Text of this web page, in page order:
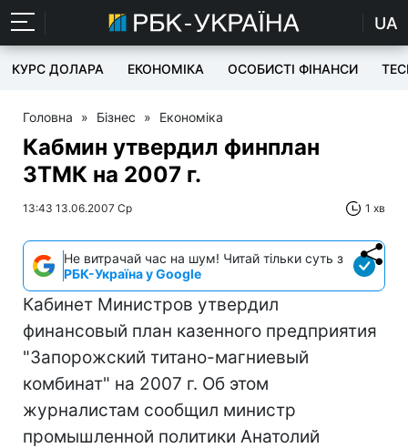
UA
КУРС ДОЛАРА ЕКОНОМІКА ОСОБИСТІ ФІНАНСИ
Головна » Бізнес » Економіка
Кабмин утвердил финплан
ЗТМК на 2007 г.
13:43 13.06.2007 Ср 1 хв
Не витрачай час на шум! Читай тільки суть з
РБК-Україна у Google
Кабинет Министров утвердил
финансовый план казенного предприятия
"Запорожский титано-магниевый
комбинат" на 2007 г. Об этом
журналистам сообщил министр
промышленной политики Анатолий